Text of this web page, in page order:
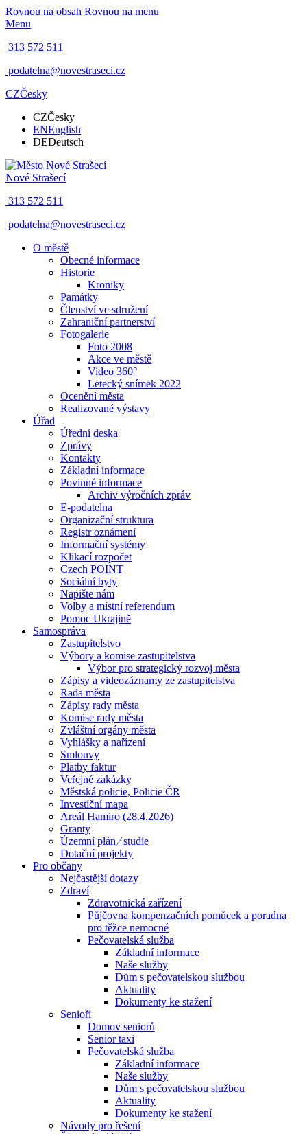
Rovnou na obsah Rovnou na menu
Menu
313 572 511
podatelna@novestraseci.cz
CZČesky
CZČesky
ENEnglish
DEDeutsch
Nové Strašecí
313 572 511
podatelna@novestraseci.cz
O městě
Obecné informace
Historie
Kroniky
Památky
Členství ve sdružení
Zahraniční partnerství
Fotogalerie
Foto 2008
Akce ve městě
Video 360°
Letecký snímek 2022
Ocenění města
Realizované výstavy
Úřad
Úřední deska
Zprávy
Kontakty
Základní informace
Povinné informace
Archiv výročních zpráv
E-podatelna
Organizační struktura
Registr oznámení
Informační systémy
Klikací rozpočet
Czech POINT
Sociální byty
Napište nám
Volby a místní referendum
Pomoc Ukrajině
Samospráva
Zastupitelstvo
Výbory a komise zastupitelstva
Výbor pro strategický rozvoj města
Zápisy a videozáznamy ze zastupitelstva
Rada města
Zápisy rady města
Komise rady města
Zvláštní orgány města
Vyhlášky a nařízení
Smlouvy
Platby faktur
Veřejné zakázky
Městská policie, Policie ČR
Investiční mapa
Areál Hamiro (28.4.2026)
Granty
Územní plán ⁄ studie
Dotační projekty
Pro občany
Nejčastější dotazy
Zdraví
Zdravotnická zařízení
Půjčovna kompenzačních pomůcek a poradna
pro těžce nemocné
Pečovatelská služba
Základní informace
Naše služby
Dům s pečovatelskou službou
Aktuality
Dokumenty ke stažení
Senioři
Domov seniorů
Senior taxi
Pečovatelská služba
Základní informace
Naše služby
Dům s pečovatelskou službou
Aktuality
Dokumenty ke stažení
Návody pro řešení